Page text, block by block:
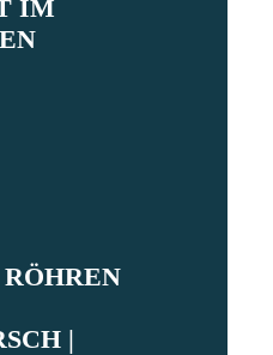
HÖREN –
| A